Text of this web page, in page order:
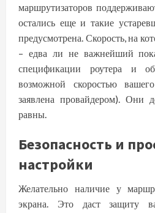
маршрутизаторов
остались еще и такие
предусмотрена. Скорость, на
– едва ли не важнейший
спецификации роутера и
возможной скоростью
заявлена провайдером). Они
равны.
Безопасность и
настройки
Желательно наличие у
экрана. Это даст защиту